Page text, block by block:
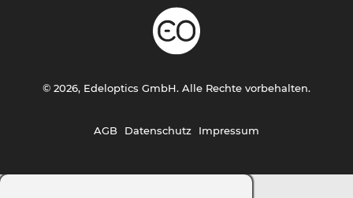
AGB Datenschutz Impressum
© 2026, Edeloptics GmbH. Alle Rechte vorbehalten.